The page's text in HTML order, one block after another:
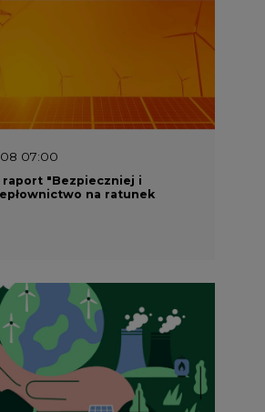
07:00
raport "Bezpieczniej i
na ratunek